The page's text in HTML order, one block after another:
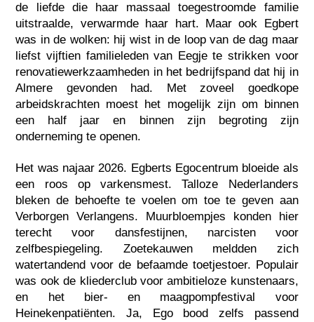
de liefde die haar massaal toegestroomde familie
uitstraalde, verwarmde haar hart. Maar ook Egbert
was in de wolken: hij wist in de loop van de dag maar
liefst vijftien familieleden van Eegje te strikken voor
renovatiewerkzaamheden in het bedrijfspand dat hij in
Almere gevonden had. Met zoveel goedkope
arbeidskrachten moest het mogelijk zijn om binnen
een half jaar en binnen zijn begroting zijn
onderneming te openen.
Het was najaar 2026. Egberts Egocentrum bloeide als
een roos op varkensmest. Talloze Nederlanders
bleken de behoefte te voelen om toe te geven aan
Verborgen Verlangens. Muurbloempjes konden hier
terecht voor dansfestijnen, narcisten voor
zelfbespiegeling. Zoetekauwen meldden zich
watertandend voor de befaamde toetjestoer. Populair
was ook de kliederclub voor ambitieloze kunstenaars,
en het bier- en maagpompfestival voor
Heinekenpatiënten. Ja, Ego bood zelfs passend